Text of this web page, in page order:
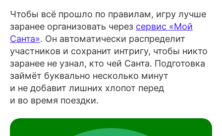
Чтобы всё прошло по правилам, игру лучше
заранее организовать через сервис «Мой
Санта». Он автоматически распределит
участников и сохранит интригу, чтобы никто
заранее не узнал, кто чей Санта. Подготовка
займёт буквально несколько минут
и не добавит лишних хлопот перед
и во время поездки.